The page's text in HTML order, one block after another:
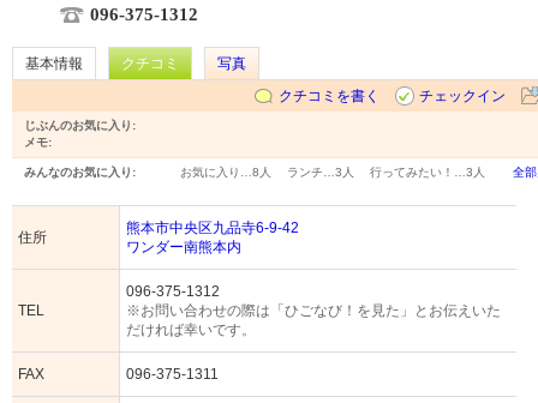
096-375-1312
基本情報 クチコミ
写真
クチコミを書く
チェックイン
じぶんのお気に入り:
メモ:
みんなのお気に入り: お気に入り… 8人 ランチ… 3人 行ってみたい！… 3人 全
住所
熊本市中央区九品寺6-9-42
ワンダー南熊本内
TEL
096-375-1312
※お問い合わせの際は「ひごなび！を見た」とお伝えいた
だければ幸いです。
FAX 096-375-1311